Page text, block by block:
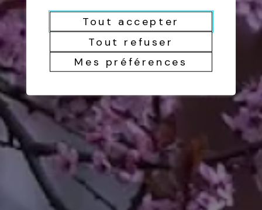
Tout accepter
Tout refuser
Mes préférences